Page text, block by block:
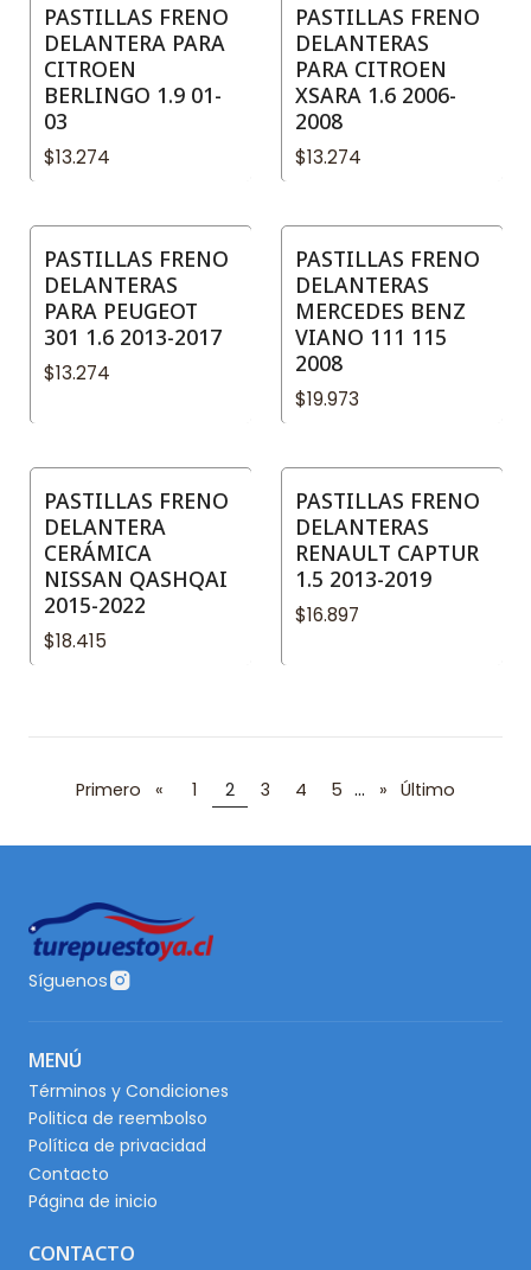
PASTILLAS FRENO
DELANTERA PARA
CITROEN
BERLINGO 1.9 01-
03
$13.274
PASTILLAS FRENO
DELANTERAS
PARA CITROEN
XSARA 1.6 2006-
2008
$13.274
PASTILLAS FRENO
DELANTERAS
PARA PEUGEOT
301 1.6 2013-2017
$13.274
PASTILLAS FRENO
DELANTERAS
MERCEDES BENZ
VIANO 111 115
2008
$19.973
PASTILLAS FRENO
DELANTERA
CERÁMICA
NISSAN QASHQAI
2015-2022
$18.415
PASTILLAS FRENO
DELANTERAS
RENAULT CAPTUR
1.5 2013-2019
$16.897
Primero « 1 2 3 4 5 ... » Último
Síguenos
MENÚ
Términos y Condiciones
Politica de reembolso
Política de privacidad
Contacto
Página de inicio
CONTACTO